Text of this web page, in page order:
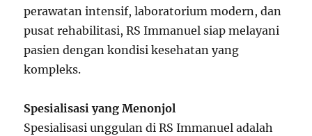
perawatan intensif, laboratorium modern, dan
pusat rehabilitasi, RS Immanuel siap melayani
pasien dengan kondisi kesehatan yang
kompleks.
Spesialisasi yang Menonjol
Spesialisasi unggulan di RS Immanuel adalah